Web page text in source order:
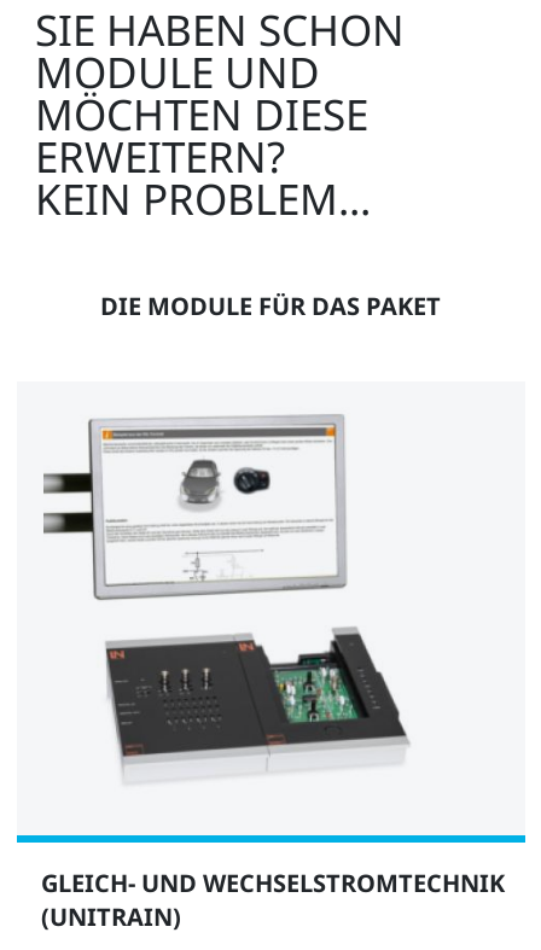
SIE HABEN SCHON
MODULE UND
MÖCHTEN DIESE
ERWEITERN?
KEIN PROBLEM...
DIE MODULE FÜR DAS PAKET
GLEICH- UND WECHSELSTROMTECHNIK
(UNITRAIN)